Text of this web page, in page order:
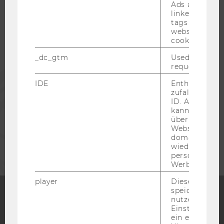
PRESSE
Blog
Ads accounts
linked, the
tags on the
website read
cookie.
_dc_gtm
Used to
request rate.
IDE
Enthält eine
ID. Anhand
kann Google
über
Websites
Werbung
player
Dieses Cookie
speichert
ein